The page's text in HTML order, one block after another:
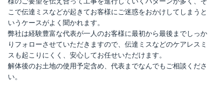
こで伝達ミスなどが起きてお客様にご迷惑をおかけしてしまうと
いうケースがよく聞かれます。
弊社は経験豊富な代表が一人のお客様に最初から最後までしっか
りフォローさせていただきますので、伝達ミスなどのケアレスミ
スも起こりにくく、安心してお任せいただけます。
解体後のお土地の使用予定含め、代表までなんでもご相談くださ
い。